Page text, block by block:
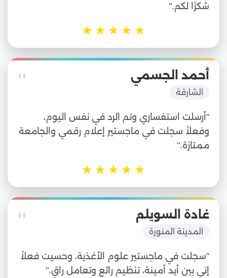
شكرًا لكم."
★
★
★
★
★
" أحمد الجسمي
الشارقة
"أرسلت استفساري وتم الرد في نفس اليوم،
وفعلاً سجلت في ماجستير إعلام رقمي والجامعة
ممتازة."
★
★
★
★
★
" غادة السويلم
المدينة المنورة
"سجلت في ماجستير علوم الأغذية، وحسيت فعلاً
إني بين أيد أمينة، تنظيم رائع وتعامل راقٍ."